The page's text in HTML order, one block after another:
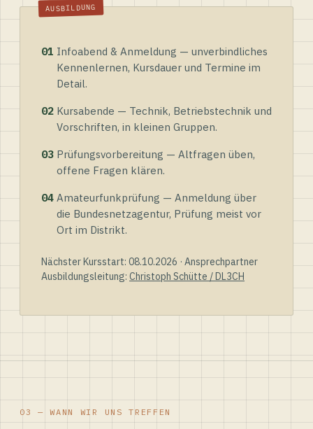
01 Infoabend & Anmeldung — unverbindliches
Kennenlernen, Kursdauer und Termine im
Detail.
02 Kursabende — Technik, Betriebstechnik und
Vorschriften, in kleinen Gruppen.
03 Prüfungsvorbereitung — Altfragen üben,
offene Fragen klären.
04 Amateurfunkprüfung — Anmeldung über
die Bundesnetzagentur, Prüfung meist vor
Ort im Distrikt.
Nächster Kursstart: 08.10.2026 · Ansprechpartner
Ausbildungsleitung: Christoph Schütte / DL3CH
03 — WANN WIR UNS TREFFEN